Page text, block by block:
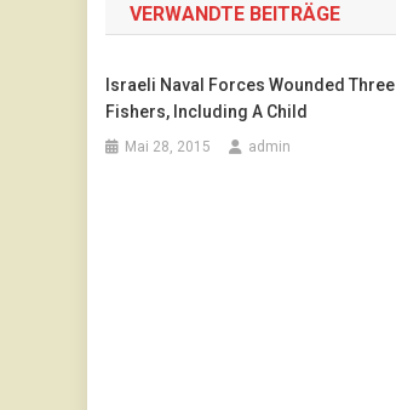
VERWANDTE BEITRÄGE
Israeli Naval Forces Wounded Three
Fishers, Including A Child
Mai 28, 2015 admin